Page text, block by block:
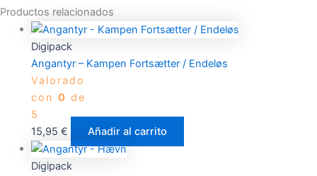
Productos relacionados
Digipack
Angantyr – Kampen Fortsætter / Endeløs
Valorado
con 0 de
5
15,95 € Añadir al carrito
Digipack